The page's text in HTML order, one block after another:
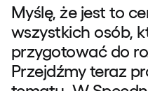
Myślę, że jest to
wszystkich osób,
przygotować do
Przejdźmy teraz